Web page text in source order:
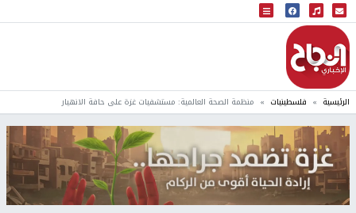
البث المباشر
إذاعة النجاح
الرئيسية فلسطينيات منظمة الصحة العالمية: مستشفيات غزة على حافة الانهيار